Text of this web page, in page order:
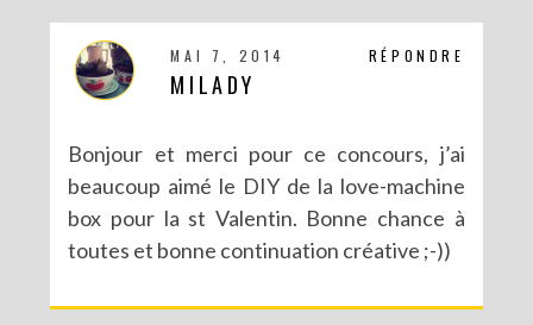
RÉPONDRE
MAI 7, 2014
MILADY
Bonjour et merci pour ce concours, j’ai
beaucoup aimé le DIY de la love-machine
box pour la st Valentin. Bonne chance à
toutes et bonne continuation créative ;-))